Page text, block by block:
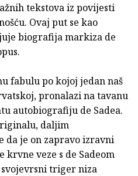
tekstova iz povijesti
Ovaj put se kao
biografija markiza de
fabulu po kojoj jedan naš
pronalazi na tavanu
autobiografiju de Sadea.
daljim
da je on zapravo izravni
krvne veze s de Sadeom
triger niza